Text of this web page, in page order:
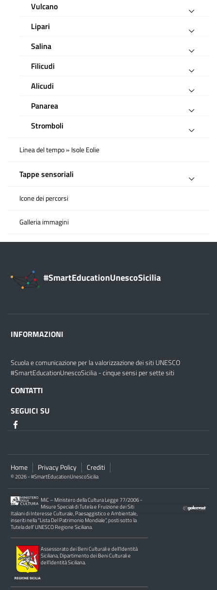
Vulcano
Lipari
Salina
Filicudi
Alicudi
Panarea
Stromboli
Linea del tempo » Isole Eolie
Tappe sensoriali
Icone dei percorsi
Galleria immagini
#SmartEducationUnescoSicilia
INFORMAZIONI
Scuola e comunicazione per la valorizzazione dei siti UNESCO
#SmartEducationUnescoSicilia - cinque sensi per sette siti
CONTATTI
SEGUICI SU
Home Privacy Policy Crediti
© 2026 - #SmartEducationUnescoSicilia
MiC – Ministero della Cultura Legge 77/2006 -
Misure Speciali di Tutela e Fruizione dei Siti
Italiani di Interesse Culturale, Paesaggistico e Ambientale,
inseriti nella “Lista Del Patrimonio Mondiale”, posti sotto la
Tutela dell’ UNESCO Regione Siciliana.
Assessorato dei Beni Culturali e dell’Identità
Siciliana, Dipartimento dei Beni Culturali e
dell’Identità Siciliana.